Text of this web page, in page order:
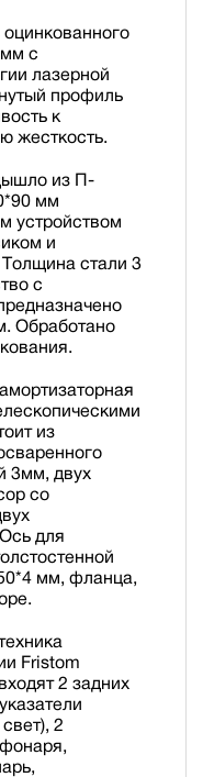
с
лазерной
профиль
к
жесткость.
из П-
мм
устройством
и
стали 3
с
Обработано
из
3мм, двух
со
для
мм, фланца,
Fristom
2 задних
2